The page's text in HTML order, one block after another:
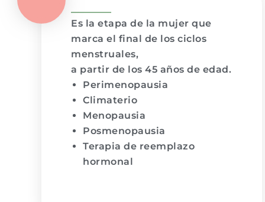
Es la etapa de la mujer que
marca el final de los ciclos
menstruales,
a partir de los 45 años de edad.
Perimenopausia
Climaterio
Menopausia
Posmenopausia
Terapia de reemplazo
hormonal